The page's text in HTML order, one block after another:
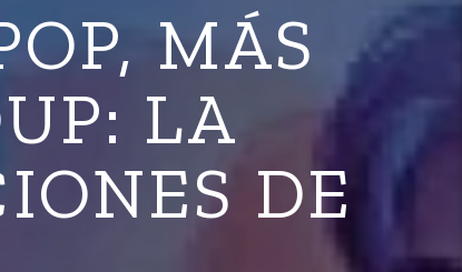
MÁS
LA
DE